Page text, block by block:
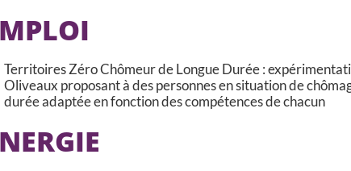
Territoires Zéro Chômeur de Longue Durée :
Oliveaux proposant à des personnes en situation de
durée adaptée en fonction des compétences de chacun